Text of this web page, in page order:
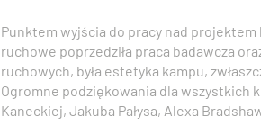
Punktem wyjścia do pracy nad projektem
ruchowe poprzedziła praca badawcza
ruchowych, była estetyka kampu,
Ogromne podziękowania dla wszystkich
Kaneckiej, Jakuba Pałysa, Alexa